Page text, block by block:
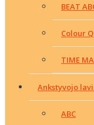
BEAT
Colour
TIME
Ankstyvojo
ABC